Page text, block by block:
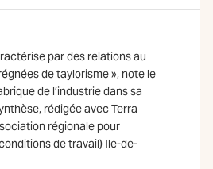
par des relations au
de taylorisme », note le
de l’industrie dans sa
rédigée avec Terra
régionale pour
de travail) Ile-de-